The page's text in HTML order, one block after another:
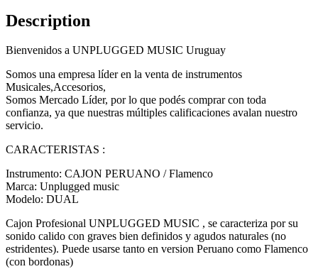
Description
Bienvenidos a UNPLUGGED MUSIC Uruguay
Somos una empresa líder en la venta de instrumentos
Musicales,Accesorios,
Somos Mercado Líder, por lo que podés comprar con toda
confianza, ya que nuestras múltiples calificaciones avalan nuestro
servicio.
CARACTERISTAS :
Instrumento: CAJON PERUANO / Flamenco
Marca: Unplugged music
Modelo: DUAL
Cajon Profesional UNPLUGGED MUSIC , se caracteriza por su
sonido calido con graves bien definidos y agudos naturales (no
estridentes). Puede usarse tanto en version Peruano como Flamenco
(con bordonas)